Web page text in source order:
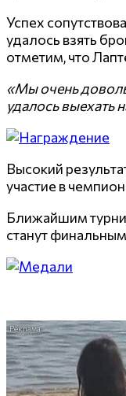
Успех
удалось взять
отметим, что
«Мы очень
удалось выехать
Высокий
участие в
Ближайшим
станут